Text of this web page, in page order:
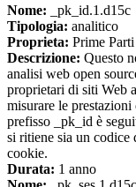
Nome: _pk_id.1.d15c
Tipologia: analitico
Proprieta: Prime Parti
Descrizione: Questo
analisi web open
proprietari di siti Web
misurare le
prefisso _pk_id è
si ritiene sia un
cookie.
Durata: 1 anno